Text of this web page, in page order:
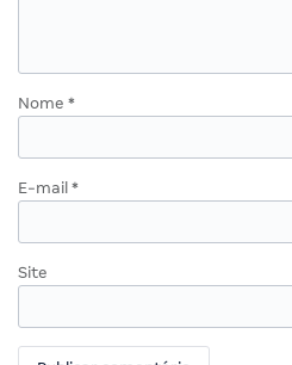
Nome *
E-mail *
Site